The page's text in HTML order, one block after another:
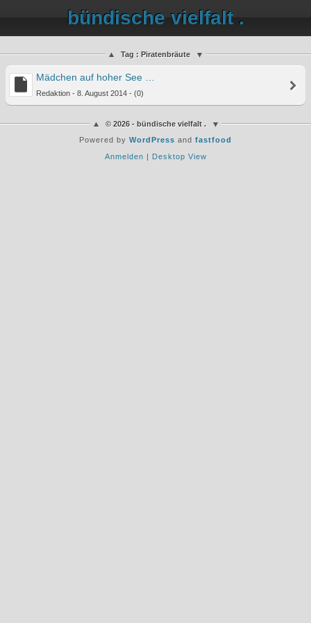
bündische vielfalt .
Tag : Piratenbräute
Mädchen auf hoher See …
Redaktion - 8. August 2014 - (0)
© 2026 - bündische vielfalt .
Powered by WordPress and fastfood
Anmelden | Desktop View